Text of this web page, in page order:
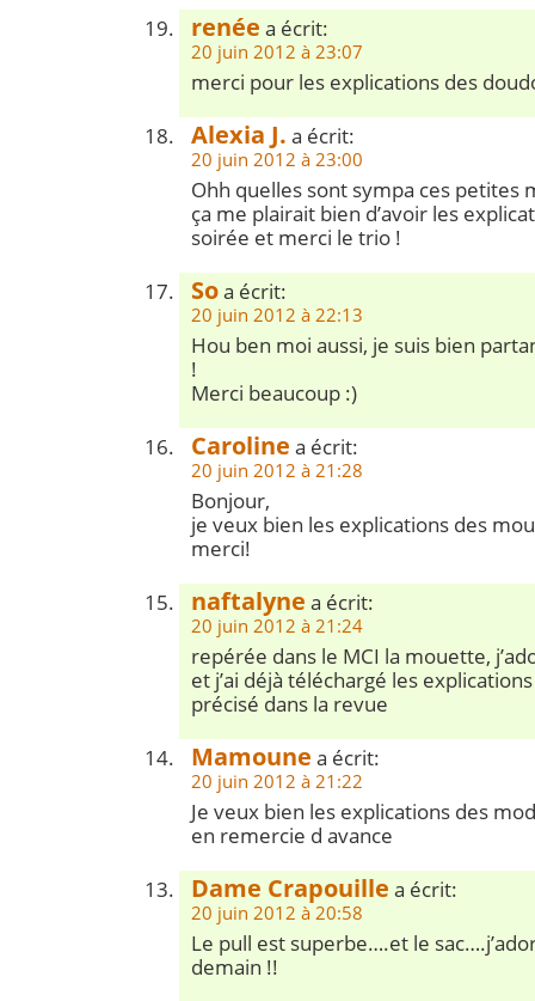
renée a écrit:
20 juin 2012 à 23:07
merci pour les explications des
Alexia J. a écrit:
20 juin 2012 à 23:00
Ohh quelles sont sympa ces petites
ça me plairait bien d’avoir les
soirée et merci le trio !
Soa écrit:
20 juin 2012 à 22:13
Hou ben moi aussi, je suis bien
!
Merci beaucoup :)
Caroline a écrit:
20 juin 2012 à 21:28
Bonjour,
je veux bien les explications des
merci!
naftalyne a écrit:
20 juin 2012 à 21:24
repérée dans le MCI la mouette,
et j’ai déjà téléchargé les
précisé dans la revue
Mamoune a écrit:
20 juin 2012 à 21:22
Je veux bien les explications des
en remercie d avance
Dame Crapouille a écrit:
20 juin 2012 à 20:58
Le pull est superbe….et le
demain !!